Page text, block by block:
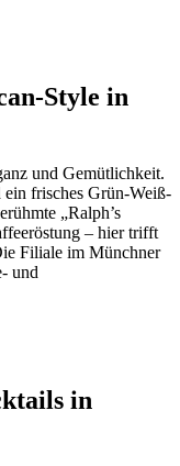
Style in
und Gemütlichkeit.
frisches Grün-Weiß-
„Ralph’s
– hier trifft
Filiale im Münchner
und
in